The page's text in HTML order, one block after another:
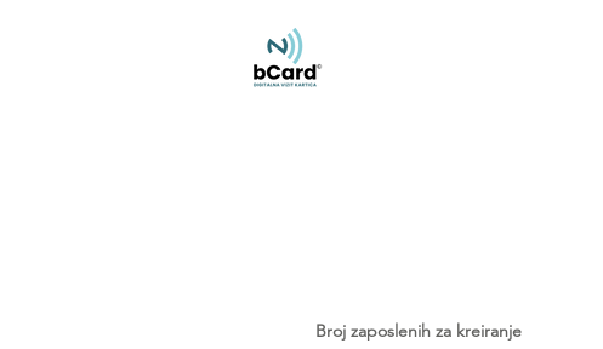
Broj zaposlenih za kreiranje